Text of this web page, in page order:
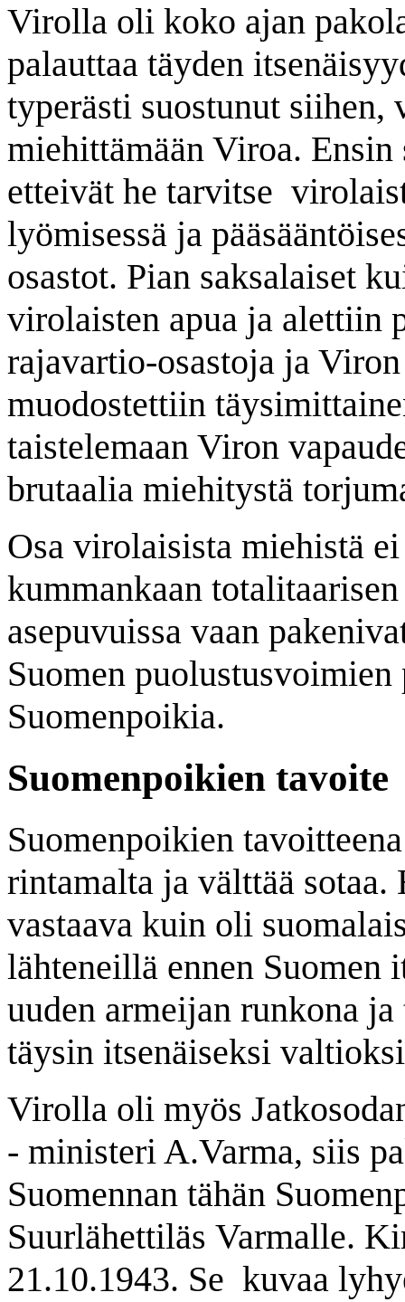
Virolla oli koko ajan
palauttaa täyden
typerästi suostunut siihen,
miehittämään Viroa.
etteivät he tarvitse
lyömisessä ja
osastot. Pian saksalaiset
virolaisten apua ja alettiin
rajavartio-osastoja ja
muodostettiin
taistelemaan Viron
brutaalia miehitystä
Osa virolaisista miehistä
kummankaan
asepuvuissa vaan
Suomen
Suomenpoikia.
Suomenpoikien tavoite
Suomenpoikien
rintamalta ja välttää
vastaava kuin oli
lähteneillä ennen
uuden armeijan runkona
täysin itsenäiseksi
Virolla oli myös
- ministeri A.Varma, siis
Suomennan tähän
Suurlähettiläs Varmalle.
21.10.1943. Se kuvaa